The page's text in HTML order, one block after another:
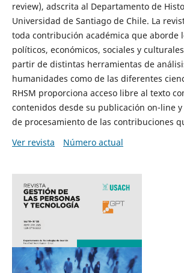
review), adscrita al Departamento de
Universidad de Santiago de Chile. La
toda contribución académica que aborde
políticos, económicos, sociales y
partir de distintas herramientas de
humanidades como de las diferentes
RHSM proporciona acceso libre al texto
contenidos desde su publicación on-line y
de procesamiento de las contribuciones
Ver revista
Número actual